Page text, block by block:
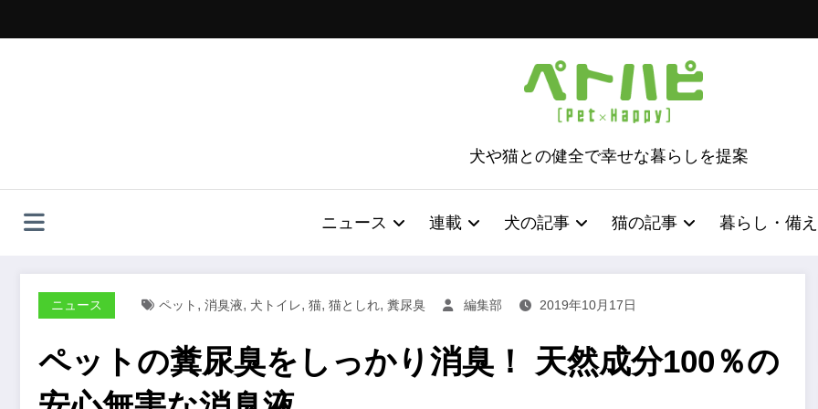
ッ
犬や猫との健全で幸せな暮らしを提案
ニュース 連載 犬の記事 猫の記事 暮らし・備え
ニュース ペット , 消臭液, 犬トイレ, 猫, 猫としれ, 糞尿臭 編集部 2019年10月17日
ペットの糞尿臭をしっかり消臭！ 天然成分100％の